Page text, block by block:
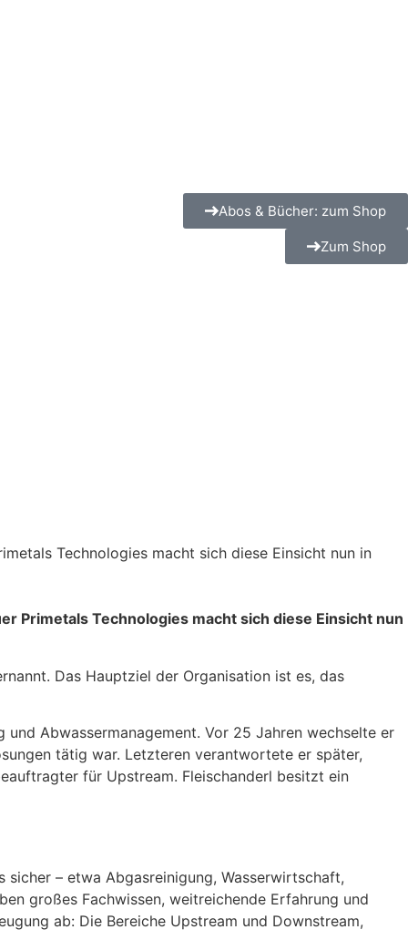
Abos & Bücher: zum Shop
Zum Shop
Technologies macht sich diese Einsicht nun in
Primetals Technologies macht sich diese Einsicht nun
Das Hauptziel der Organisation ist es, das
Abwassermanagement. Vor 25 Jahren wechselte er
tätig war. Letzteren verantwortete er später,
für Upstream. Fleischanderl besitzt ein
sicher – etwa Abgasreinigung, Wasserwirtschaft,
großes Fachwissen, weitreichende Erfahrung und
ab: Die Bereiche Upstream und Downstream,